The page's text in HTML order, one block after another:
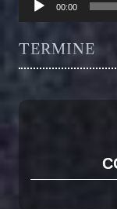
00:00
TERMINE